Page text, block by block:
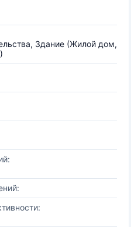
Здание (Жилой дом,